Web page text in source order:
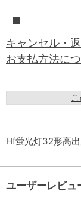
■
キャンセル・
お支払方法に
Hf蛍光灯32形高
ユーザーレビュ